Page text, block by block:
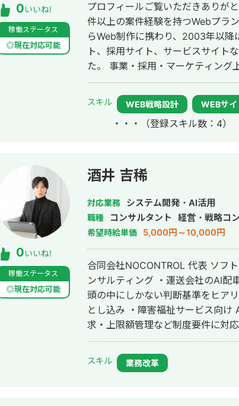
0いいね!
稼働ステータス
◎現在対応可能
プロフィールご覧いただきありが
件以上の案件経験を持つWebプランナ
らWeb制作に携わり、2003年以降
ト、採用サイト、サービスサイト
た。 事業・採用・マーケティング上の課題整理から、ターゲット設定、コンテ
ンツ企画、情報設計、サイトマッ
管理、CMS運用まで対応しています。 代表的な実績として、薬局の採
を中心に求人媒体など複数チャネ
名から200名超へ伸ばし、10名以上の採用に
を、どの順番で伝え、どう行動に
コンテンツに落とし込むことを得意としています。
ニューアル、採用サイト改善、既
作成、制作会社様の外部ディレク
も可能です。
スキル WEB戦略設計 WEBサ
・・・ （登録スキル数：4）
0いいね!
稼働ステータス
◎現在対応可能
酒井 吉稀
対応業務 システム開発・AI活用
職種 コンサルタント 経営・戦略コ
希望時給単価 5,000円～10,000円
合同会社NOCONTROL 代表 ソフ
ンサルティング ・運送会社のAI配車最適化システム └ ベテラン配車マンの
頭の中にしかない判断基準をヒア
とし込み ・障害福祉サービス向
求・上限額管理など制度要件に対
等デイサービス向けAI SaaS ・内
士業・小売など業種を問わず支援 ■強み 現場に入り込み、業務フローと"暗黙
知"を分解しアルゴリズムに落と
スキル 業務改革